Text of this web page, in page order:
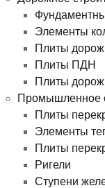
Элементы
Плиты
Плиты ПДН
Плиты
Промышленное
Плиты
Элементы
Плиты
Ригели
Ступени